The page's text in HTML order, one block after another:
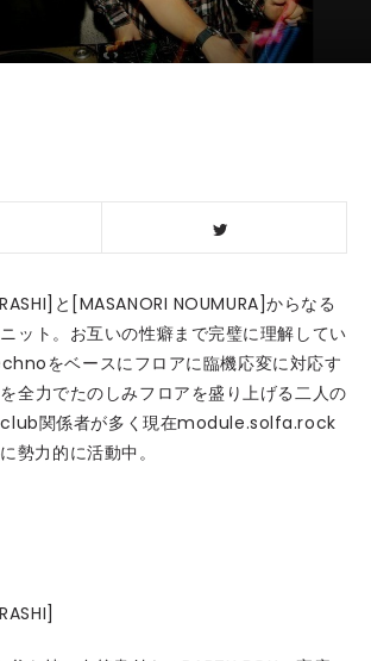
と[MASANORI NOUMURA]からなる
ット。お互いの性癖まで完璧に理解してい
をベースにフロアに臨機応変に対応す
全力でたのしみフロアを盛り上げる二人の
club関係者が多く現在module.solfa.rock
勢力的に活動中。